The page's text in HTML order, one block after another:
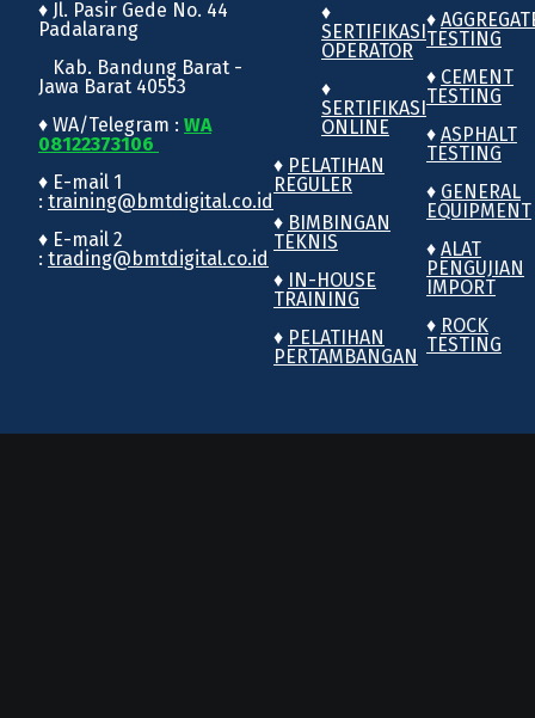
♦ Jl. Pasir Gede No. 44
Padalarang
Kab. Bandung Barat -
Jawa Barat 40553
♦ WA/Telegram : WA
08122373106
♦ E-mail 1
: training@bmtdigital.co.id
♦ E-mail 2
: trading@bmtdigital.co.id
♦
SERTIFIKASI
OPERATOR
♦
SERTIFIKASI
ONLINE
♦ PELATIHAN
REGULER
♦ BIMBINGAN
TEKNIS
♦ IN-HOUSE
TRAINING
♦ PELATIHAN
PERTAMBANGAN
♦
TESTING
♦ CEMENT
TESTING
♦ ASPHALT
TESTING
♦ GENERAL
EQUIPMENT
♦ ALAT
PENGUJIAN
IMPORT
♦ ROCK
TESTING